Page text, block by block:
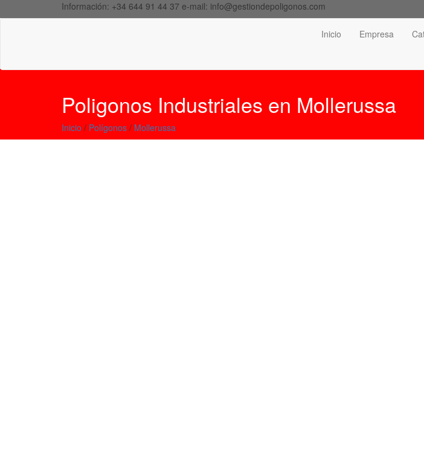
Información: +34 644 91 44 37 e-mail: info@gestiondepoligonos.com
Inicio Empresa
Poligonos Industriales en Mollerussa
Inicio / Polígonos / Mollerussa